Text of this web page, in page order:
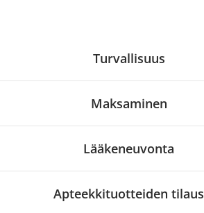
Turvallisuus
Maksaminen
Lääkeneuvonta
Apteekkituotteiden tilaus